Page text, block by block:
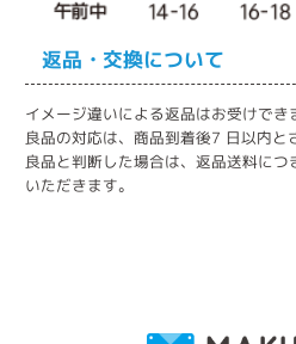
返品・交換について
イメージ違いによる返品はお受けで
良品の対応は、商品到着後7 日以内と
良品と判断した場合は、返品送料に
いただきます。